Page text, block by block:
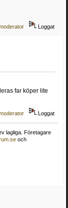
Loggat
far köper lite
Loggat
lagliga. Företagare
och